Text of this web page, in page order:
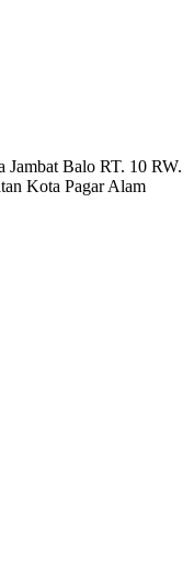
Jambat Balo RT. 10 RW.
Kota Pagar Alam